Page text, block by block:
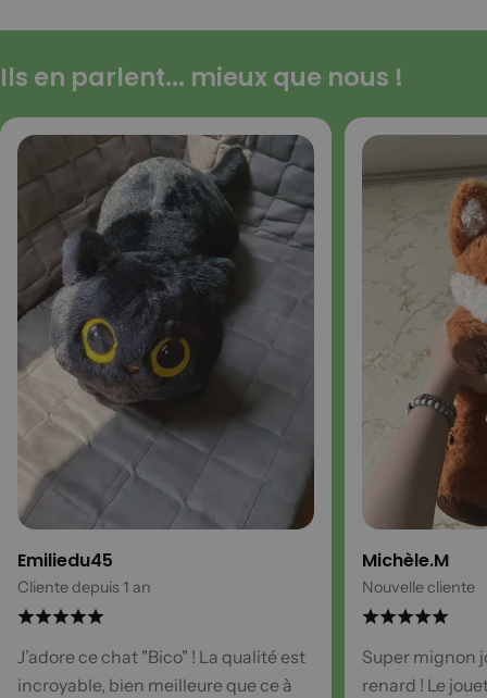
Ils en parlent... mieux que nous !
Emiliedu45
Cliente depuis 1 an
J’adore ce chat "Bico" ! La qualité est
incroyable, bien meilleure que ce à
Michèle.M
Nouvelle cliente
Super mignon
renard ! Le